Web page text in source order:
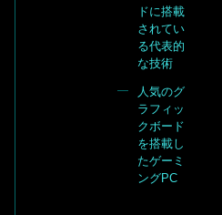
ドに搭載
されてい
る代表的
な技術
人気のグ
ラフィッ
クボード
を搭載し
たゲーミ
ングPC